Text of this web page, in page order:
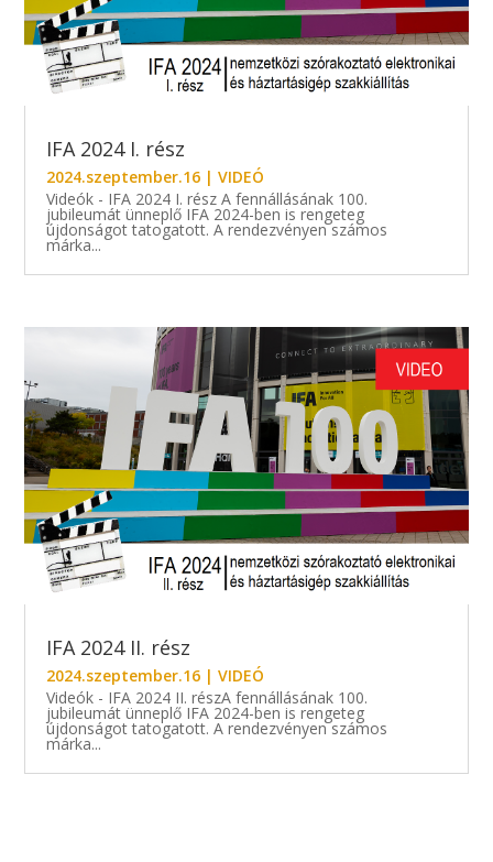
IFA 2024 I. rész
2024.szeptember.16 |VIDEÓ
Videók - IFA 2024 I. rész A fennállásának 100.
jubileumát ünneplő IFA 2024-ben is rengeteg
újdonságot tatogatott. A rendezvényen számos
márka...
IFA 2024 II. rész
2024.szeptember.16 |VIDEÓ
Videók - IFA 2024 II. részA fennállásának 100.
jubileumát ünneplő IFA 2024-ben is rengeteg
újdonságot tatogatott. A rendezvényen számos
márka...